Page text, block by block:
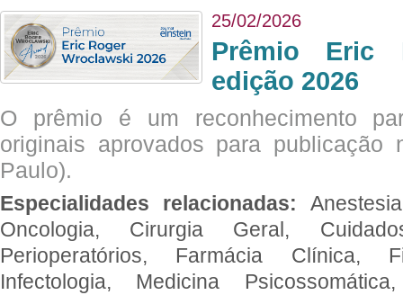
25/02/2026
Prêmio Eric
edição 2026
O prêmio é um reconhecimento
originais aprovados para publicação
Paulo).
Especialidades relacionadas:
Oncologia, Cirurgia Geral,
Perioperatórios, Farmácia Clínica,
Infectologia, Medicina